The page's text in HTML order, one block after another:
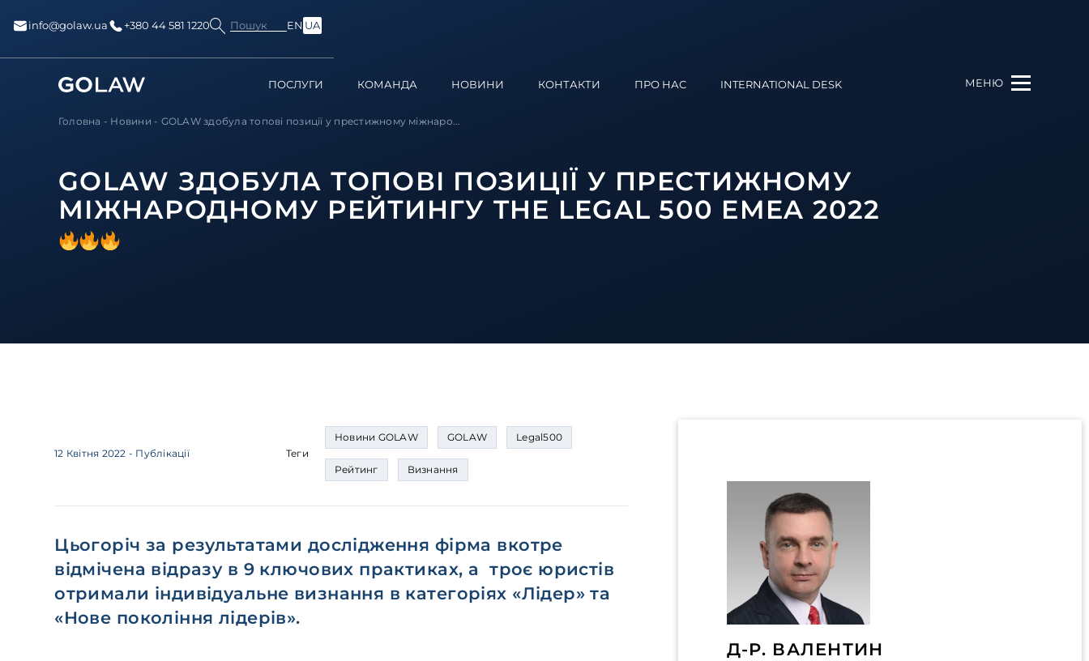
info@golaw.ua +380 44 581 1220 Пошук EN UA
ПОСЛУГИ КОМАНДА НОВИНИ КОНТАКТИ ПРО НАС INTERNATIONAL DESK МЕНЮ
Головна - Новини - GOLAW здобула топові позиції у престижному міжнаро...
GOLAW ЗДОБУЛА ТОПОВІ ПОЗИЦІЇ У ПРЕСТИЖНОМУ
МІЖНАРОДНОМУ РЕЙТИНГУ THE LEGAL 500 EMEA 2022
12 Квітня 2022 - Публікації Теги
Новини GOLAW GOLAW Legal500
Рейтинг Визнання
Цьогоріч за результатами дослідження фірма вкотре
відмічена відразу в 9 ключових практиках, а троє юристів
отримали індивідуальне визнання в категоріях «Лідер» та
«Нове покоління лідерів».
Д-Р. ВАЛЕНТИН